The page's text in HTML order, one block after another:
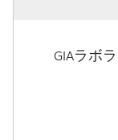
GIAラボ